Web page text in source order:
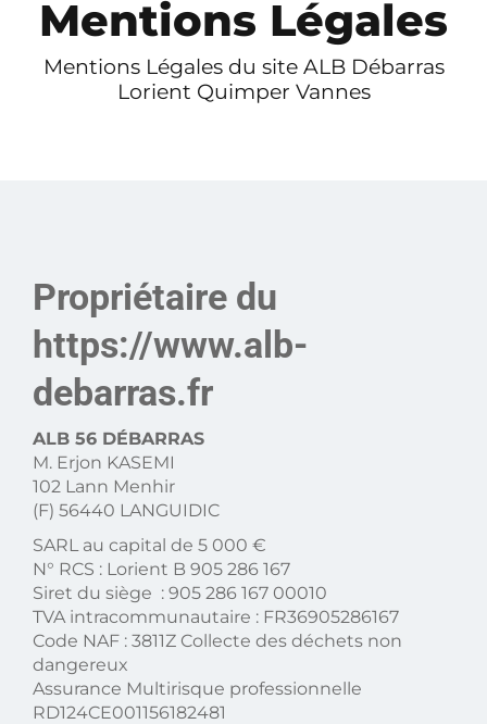
Mentions Légales
Mentions Légales du site ALB Débarras
Lorient Quimper Vannes
Propriétaire du
https://www.alb-
debarras.fr
ALB 56 DÉBARRAS
M. Erjon KASEMI
102 Lann Menhir
(F) 56440 LANGUIDIC
SARL au capital de 5 000 €
N° RCS : Lorient B 905 286 167
Siret du siège : 905 286 167 00010
TVA intracommunautaire : FR36905286167
Code NAF : 3811Z Collecte des déchets non
dangereux
Assurance Multirisque professionnelle
RD124CE001156182481